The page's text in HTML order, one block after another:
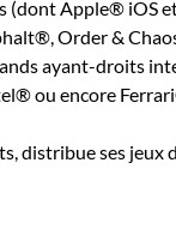
(dont Apple® iOS
Order &
ayant-droits
ou encore
distribue ses jeux